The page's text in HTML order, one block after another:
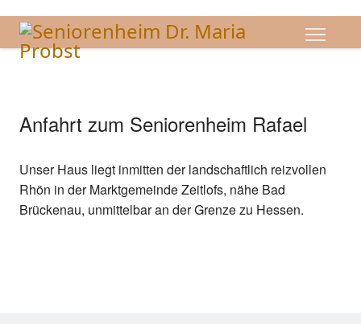
Anfahrt zum Seniorenheim Rafael
Unser Haus liegt inmitten der landschaftlich reizvollen
Rhön in der Marktgemeinde Zeitlofs, nähe Bad
Brückenau, unmittelbar an der Grenze zu Hessen.